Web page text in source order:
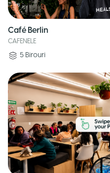
Café Berlin
CAFENELE
5 Birouri